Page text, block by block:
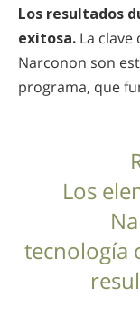
Los resultados
exitosa. La
Narconon son
programa, que
Los
tecnología